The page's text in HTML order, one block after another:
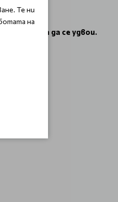
трябва да се удвои.
Те ни
на